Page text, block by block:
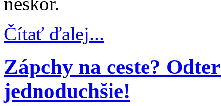
Čítať ďalej...
Zápchy na ceste?
jednoduchšie!